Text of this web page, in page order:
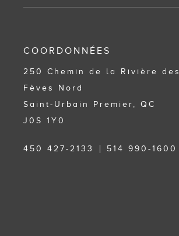
COORDONNÉES
250 Chemin de la Rivière des
Fèves Nord
Saint-Urbain Premier, QC
J0S 1Y0
450 427-2133 514 990-1600